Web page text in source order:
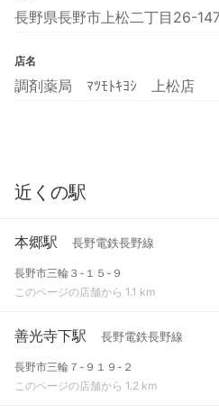
長野県長野市上松二丁目26-
店名
調剤薬局 ﾏﾂﾓﾄｷﾖｼ 上松店
近くの駅
本郷駅 長野電鉄長野線
長野市三輪３-１５-９
このページの店舗から 1.1 km
善光寺下駅 長野電鉄長野線
長野市三輪７-９１９-２
このページの店舗から 1.2 km